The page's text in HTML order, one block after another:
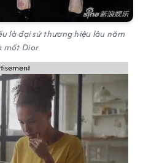
là đại sứ thương hiệu lâu năm
mốt Dior